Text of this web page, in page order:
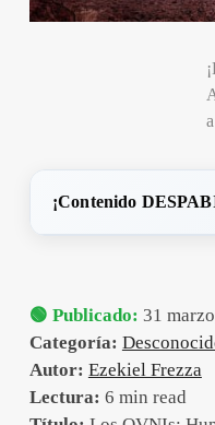
¡Contenido
🟢 Publicado: 31
Categoría:
Autor: Ezekiel Frezza
Lectura: 6 min read